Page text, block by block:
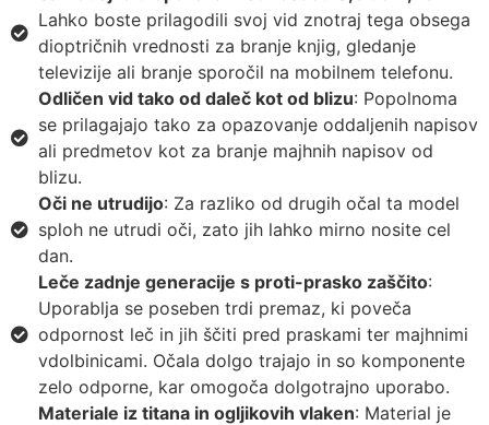
Lahko boste prilagodili svoj vid znotraj tega obsega
dioptričnih vrednosti za branje knjig, gledanje
televizije ali branje sporočil na mobilnem telefonu.
Odličen vid tako od daleč kot od blizu: Popolnoma
se prilagajajo tako za opazovanje oddaljenih napisov
ali predmetov kot za branje majhnih napisov od
blizu.
Oči ne utrudijo: Za razliko od drugih očal ta model
sploh ne utrudi oči, zato jih lahko mirno nosite cel
dan.
Leče zadnje generacije s proti-prasko zaščito:
Uporablja se poseben trdi premaz, ki poveča
odpornost leč in jih ščiti pred praskami ter majhnimi
vdolbinicami. Očala dolgo trajajo in so komponente
zelo odporne, kar omogoča dolgotrajno uporabo.
Materiale iz titana in ogljikovih vlaken: Material je